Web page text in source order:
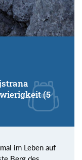
(5
im Leben auf